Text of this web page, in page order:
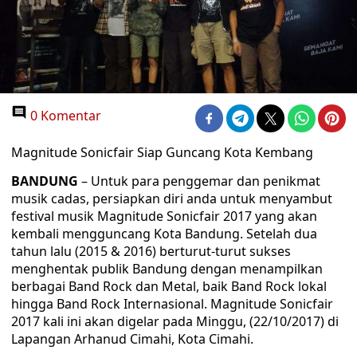
0 Komentar
Magnitude Sonicfair Siap Guncang Kota Kembang
BANDUNG – Untuk para penggemar dan penikmat
musik cadas, persiapkan diri anda untuk menyambut
festival musik Magnitude Sonicfair 2017 yang akan
kembali mengguncang Kota Bandung. Setelah dua
tahun lalu (2015 & 2016) berturut-turut sukses
menghentak publik Bandung dengan menampilkan
berbagai Band Rock dan Metal, baik Band Rock lokal
hingga Band Rock Internasional. Magnitude Sonicfair
2017 kali ini akan digelar pada Minggu, (22/10/2017) di
Lapangan Arhanud Cimahi, Kota Cimahi.